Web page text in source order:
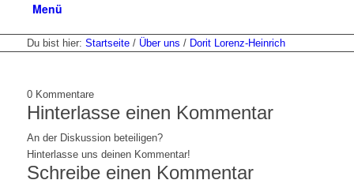
Menü
Du bist hier: Startseite / Über uns / Dorit Lorenz-Heinrich
0 Kommentare
Hinterlasse einen Kommentar
An der Diskussion beteiligen?
Hinterlasse uns deinen Kommentar!
Schreibe einen Kommentar